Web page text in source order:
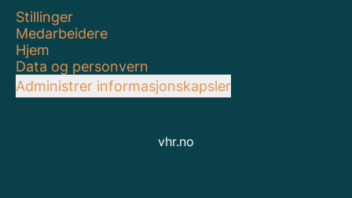
Stillinger
Medarbeidere
Hjem
Data og personvern
Administrer informasjonskapsler
vhr.no